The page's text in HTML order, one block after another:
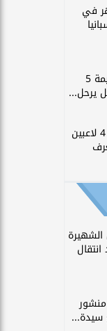
في
عرض خليجي بقيمة 5
يرحل...
الزمالك يستبعد 4 لاعبين
سيدة...